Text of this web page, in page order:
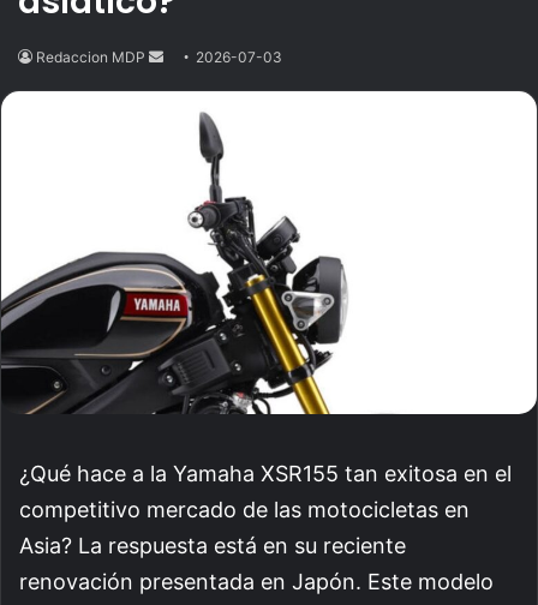
Redaccion MDP
Send2026-07-03
¿Qué hace a la Yamaha XSR155 tan exitosa en el
competitivo mercado de las motocicletas en
Asia? La respuesta está en su reciente
renovación presentada en Japón. Este modelo